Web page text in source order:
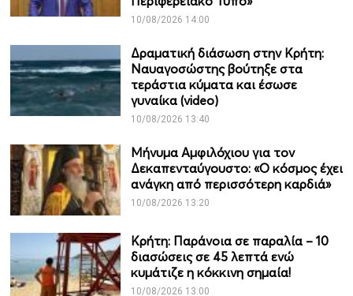
10/08/2026 14:00
Δραματική διάσωση στην Κρήτη:
Ναυαγοσώστης βούτηξε στα
τεράστια κύματα και έσωσε
γυναίκα (video)
10/08/2026 13:40
Μήνυμα Αμφιλόχιου για τον
Δεκαπενταύγουστο: «Ο κόσμος έχει
ανάγκη από περισσότερη καρδιά»
10/08/2026 13:20
Κρήτη: Παράνοια σε παραλία – 10
διασώσεις σε 45 λεπτά ενώ
κυμάτιζε η κόκκινη σημαία!
10/08/2026 13:00